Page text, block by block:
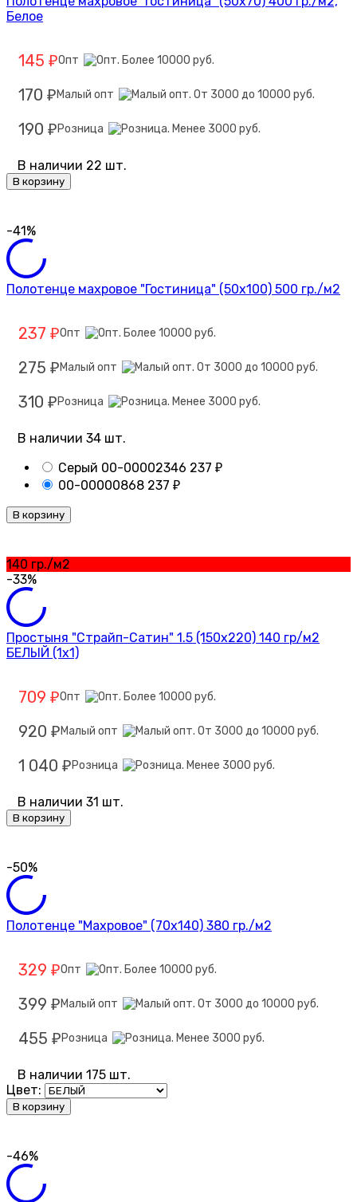
Белое
145 ₽Опт
170 ₽ Малый опт
190 ₽ Розница
В наличии 22 шт.
В корзину
-41%
Полотенце махровое "Гостиница" (50х100) 500 гр./м2
237 ₽Опт
275 ₽ Малый опт
310 ₽ Розница
В наличии 34 шт.
Серый 00-00002346 237 ₽
00-00000868 237 ₽
В корзину
140 гр./м2
-33%
Простыня "Страйп-Сатин" 1.5 (150х220) 140 гр/м2
БЕЛЫЙ (1х1)
709 ₽Опт
920 ₽ Малый опт
1 040 ₽ Розница
В наличии 31 шт.
В корзину
-50%
Полотенце "Махровое" (70х140) 380 гр./м2
329 ₽Опт
399 ₽ Малый опт
455 ₽ Розница
В наличии 175 шт.
Цвет:
В корзину
-46%